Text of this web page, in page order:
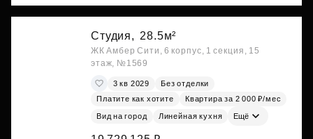
Студия, 28.5м²
ЖК Амбер Сити, 6 корпус, 1 секция, 15
этаж, №1569
3 кв 2029
Без отделки
Платите как хотите
Квартира за 2 000 ₽/мес
Вид на город Линейная кухня Ещё